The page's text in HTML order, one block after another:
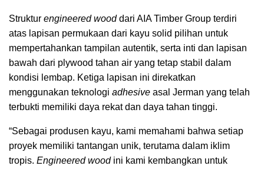
Struktur engineered wooddari AIA Timber Group terdiri
atas lapisan permukaan dari kayu solid pilihan untuk
mempertahankan tampilan autentik, serta inti dan lapisan
bawah dari plywood tahan air yang tetap stabil dalam
kondisi lembap. Ketiga lapisan ini direkatkan
menggunakan teknologi adhesive asal Jerman yang telah
terbukti memiliki daya rekat dan daya tahan tinggi.
“Sebagai produsen kayu, kami memahami bahwa setiap
proyek memiliki tantangan unik, terutama dalam iklim
tropis. Engineered woodini kami kembangkan untuk